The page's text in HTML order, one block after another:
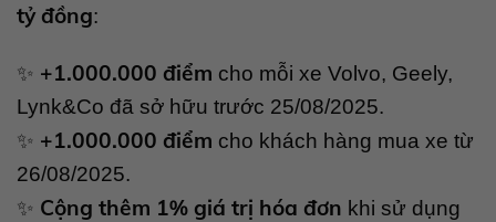
tỷ đồng:
✨ +1.000.000 điểm cho mỗi xe Volvo, Geely,
Lynk&Co đã sở hữu trước 25/08/2025.
✨ +1.000.000 điểm cho khách hàng mua xe từ
26/08/2025.
✨ Cộng thêm 1% giá trị hóa đơn khi sử dụng